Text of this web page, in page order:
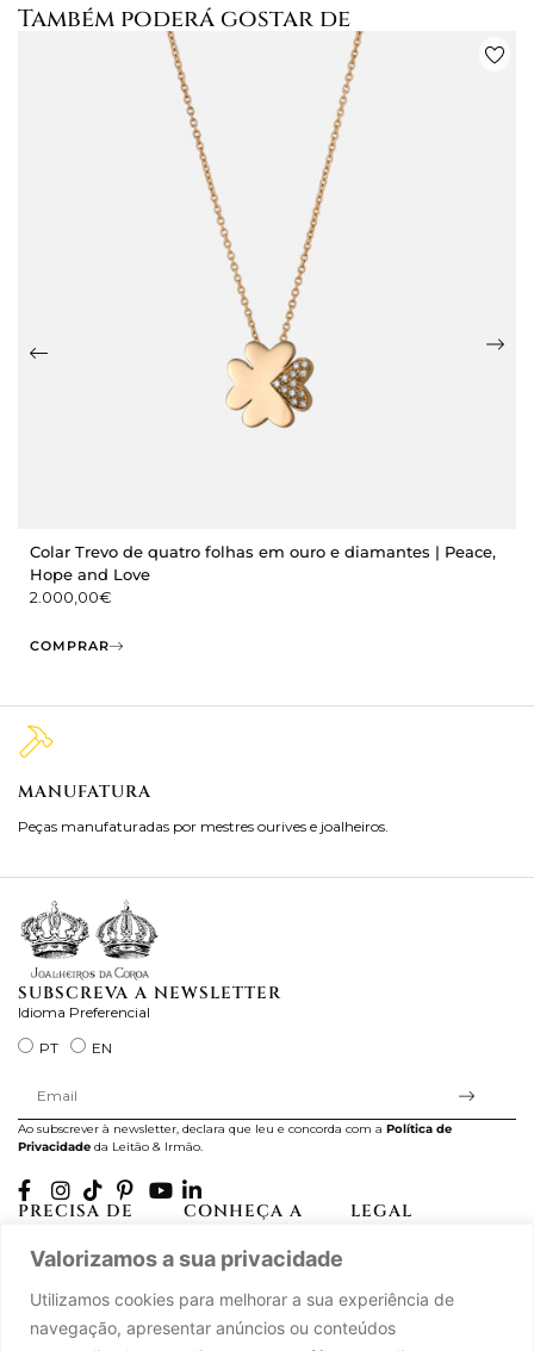
Valorizamos a sua privacidade
Utilizamos cookies para melhorar a sua experiência de
navegação, apresentar anúncios ou conteúdos
Também poderá gostar de
Colar Trevo de quatro folhas em ouro e diamantes | Peace,
Hope and Love
2.000,00€
COMPRAR
MANUFATURA
Peças manufaturadas por mestres ourives e joalheiros.
SUBSCREVA A NEWSLETTER
Idioma Preferencial
PT
EN
Ao subscrever à newsletter, declara que leu e concorda com a Política de
Privacidade da Leitão & Irmão.
PRECISA DE
A minha conta
CONHEÇA A
História
LEGAL
Termos e Condições
Livro de Reclamações